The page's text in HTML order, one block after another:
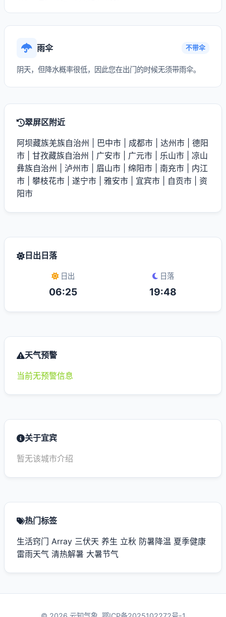
雨伞 不带伞
阴天，但降水概率很低，因此您在出门的时候无须带雨伞。
翠屏区附近
阿坝藏族羌族自治州 巴中市 成都市 达州市
德阳
市
甘孜藏族自治州 广安市 广元市 乐山市
凉山
彝族自治州
泸州市 眉山市 绵阳市 南充市
内江
市
攀枝花市 遂宁市 雅安市 宜宾市 自贡市
资
阳市
日出日落
日出
06:25
日落
19:48
天气预警
当前无预警信息
关于宜宾
暂无该城市介绍
热门标签
生活窍门 Array 三伏天 养生 立秋 防暑降温 夏季健康
雷雨天气 清热解暑 大暑节气